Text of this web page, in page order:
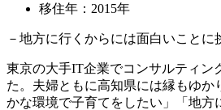
移住年：2015年
－地方に行くからには面白いことに
東京の大手IT企業でコンサルティン
た。夫婦ともに高知県には縁もゆか
かな環境で子育てをしたい」「地方